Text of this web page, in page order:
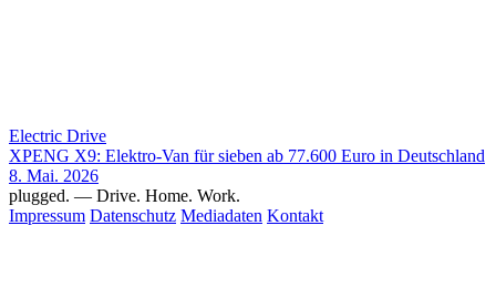
Electric Drive
XPENG X9: Elektro-Van für sieben ab 77.600 Euro in Deutschland
8. Mai. 2026
plugged. — Drive. Home. Work.
Impressum Datenschutz Mediadaten Kontakt